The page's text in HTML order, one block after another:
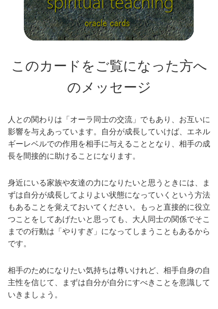
このカードをご覧になった方へ
のメッセージ
人との関わりは「オーラ同士の交流」でもあり、お互いに
影響を与えあっています。自分が成長していけば、エネル
ギーレベルでの作用を相手に与えることとなり、相手の成
長を間接的に助けることになります。
身近にいる家族や友達の力になりたいと思うときには、ま
ずは自分が成長してよりよい状態になっていくという方法
もあることを覚えておいてください。もっと直接的に役立
つことをしてあげたいと思っても、大人同士の関係でそこ
までの行動は「やりすぎ」になってしまうこともあるから
です。
相手のためになりたい気持ちは尊いけれど、相手自身の自
主性を信じて、まずは自分が自分にすべきことを意識して
いきましょう。